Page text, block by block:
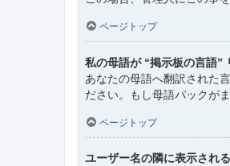
ページトップ
私の母語が “掲示板の言語”
あなたの母語へ翻訳された
ださい。もし母語パックが
ページトップ
ユーザー名の隣に表示され